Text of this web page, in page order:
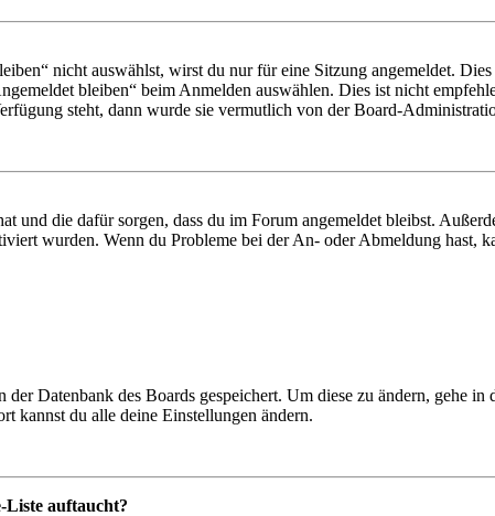
nicht auswählst, wirst du nur für eine Sitzung angemeldet.
bleiben“ beim Anmelden auswählen. Dies ist nicht
steht, dann wurde sie vermutlich von der Board-
und die dafür sorgen, dass du im Forum angemeldet bleibst.
wurden. Wenn du Probleme bei der An- oder Abmeldung hast,
Datenbank des Boards gespeichert. Um diese zu ändern, gehe
kannst du alle deine Einstellungen ändern.
Liste auftaucht?